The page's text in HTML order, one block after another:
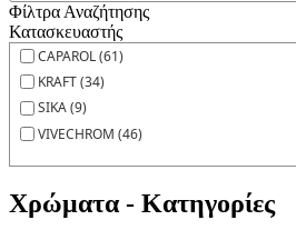
Φίλτρα Αναζήτησης
Κατασκευαστής
CAPAROL (61)
KRAFT (34)
SIKA (9)
VIVECHROM (46)
Χρώματα - Κατηγορίες